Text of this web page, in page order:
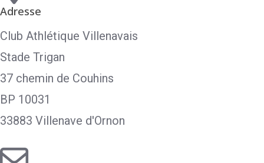
Adresse
Club Athlétique Villenavais
Stade Trigan
37 chemin de Couhins
BP 10031
33883 Villenave d'Ornon